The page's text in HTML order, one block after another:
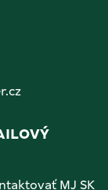
MJ SK